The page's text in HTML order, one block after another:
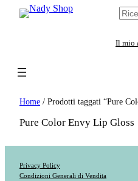
C
r
Il mio
Home / Prodotti taggati “Pure
Pure Color Envy Lip Gloss
Privacy Policy
Condizioni Generali di Vendita